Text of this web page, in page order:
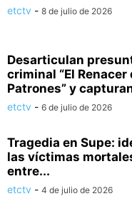
etctv - 8 de julio de 2026
Desarticulan
criminal “El Renacer
Patrones” y
etctv - 6 de julio de 2026
Tragedia en Supe:
las víctimas
entre...
etctv - 4 de julio de 2026